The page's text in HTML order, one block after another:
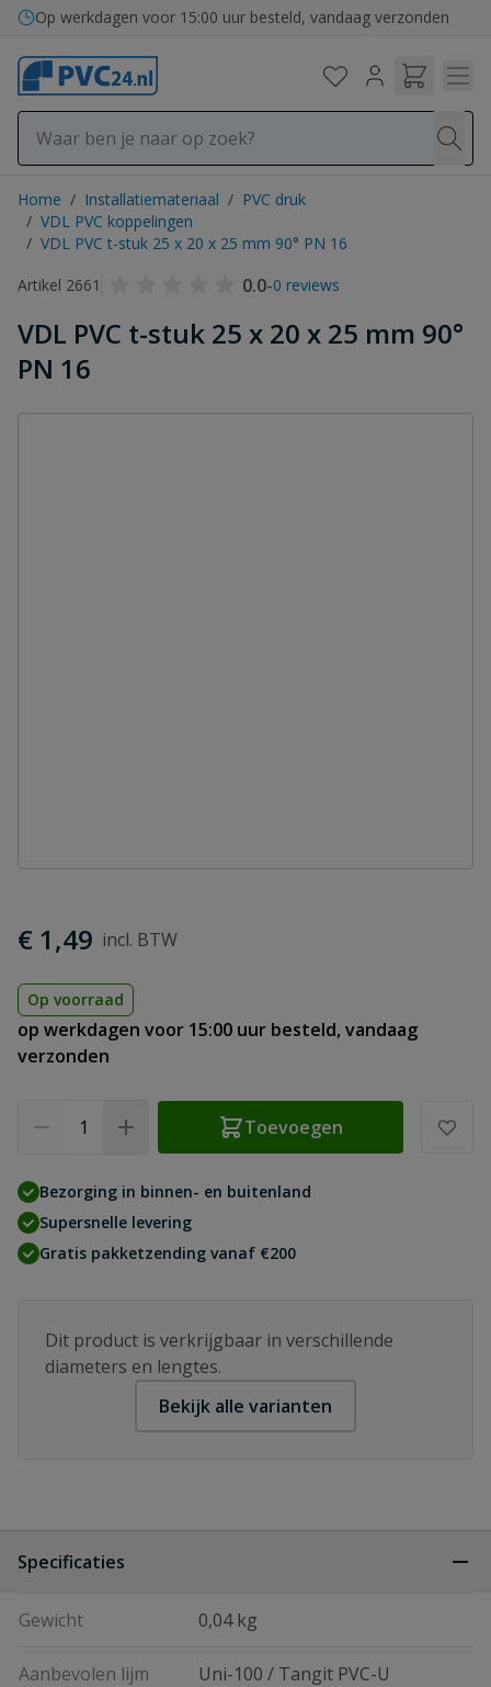
Ga naar de inhoud
Op werkdagen voor 15:00 uur besteld, vandaag verzonden
Home / Installatiemateriaal / PVC druk
/ VDL PVC koppelingen
/ VDL PVC t-stuk 25 x 20 x 25 mm 90° PN 16
Artikel 2661
0.0-0 reviews
VDL PVC t-stuk 25 x 20 x 25 mm 90°
PN 16
€ 1,49
Op voorraad
op werkdagen voor 15:00 uur besteld, vandaag
verzonden
Toevoegen
Bezorging in binnen- en buitenland
Supersnelle levering
Gratis pakketzending vanaf €200
Dit product is verkrijgbaar in verschillende
diameters en lengtes.
Bekijk alle varianten
Specificaties
Gewicht 0,04 kg
Aanbevolen lijm Uni-100 / Tangit PVC-U